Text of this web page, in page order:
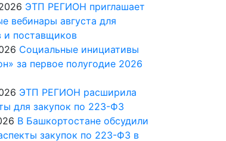
ЭТП РЕГИОН приглашает
вебинары августа для
и поставщиков
Социальные инициативы
за первое полугодие 2026
ЭТП РЕГИОН расширила
для закупок по 223-ФЗ
В Башкортостане обсудили
закупок по 223-ФЗ в